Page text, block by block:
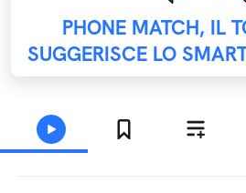
PHONE MATCH, IL
SUGGERISCE LO